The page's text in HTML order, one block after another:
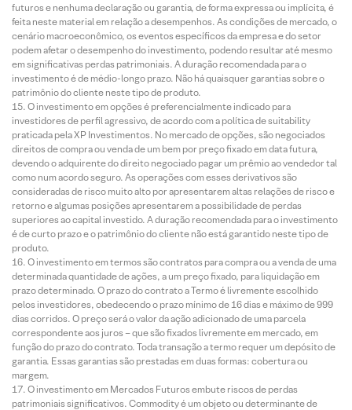
futuros e nenhuma declaração ou garantia, de forma expressa ou implícita, é
feita neste material em relação a desempenhos. As condições de mercado, o
cenário macroeconômico, os eventos específicos da empresa e do setor
podem afetar o desempenho do investimento, podendo resultar até mesmo
em significativas perdas patrimoniais. A duração recomendada para o
investimento é de médio-longo prazo. Não há quaisquer garantias sobre o
patrimônio do cliente neste tipo de produto.
O investimento em opções é preferencialmente indicado para
investidores de perfil agressivo, de acordo com a política de suitability
praticada pela XP Investimentos. No mercado de opções, são negociados
direitos de compra ou venda de um bem por preço fixado em data futura,
devendo o adquirente do direito negociado pagar um prêmio ao vendedor tal
como num acordo seguro. As operações com esses derivativos são
consideradas de risco muito alto por apresentarem altas relações de risco e
retorno e algumas posições apresentarem a possibilidade de perdas
superiores ao capital investido. A duração recomendada para o investimento
é de curto prazo e o patrimônio do cliente não está garantido neste tipo de
produto.
O investimento em termos são contratos para compra ou a venda de uma
determinada quantidade de ações, a um preço fixado, para liquidação em
prazo determinado. O prazo do contrato a Termo é livremente escolhido
pelos investidores, obedecendo o prazo mínimo de 16 dias e máximo de 999
dias corridos. O preço será o valor da ação adicionado de uma parcela
correspondente aos juros – que são fixados livremente em mercado, em
função do prazo do contrato. Toda transação a termo requer um depósito de
garantia. Essas garantias são prestadas em duas formas: cobertura ou
margem.
O investimento em Mercados Futuros embute riscos de perdas
patrimoniais significativos. Commodity é um objeto ou determinante de